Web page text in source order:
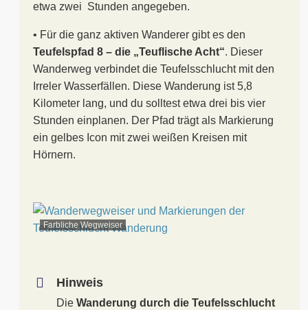
etwa zwei Stunden angegeben.
• Für die ganz aktiven Wanderer gibt es den
Teufelspfad 8 – die „Teuflische Acht“. Dieser
Wanderweg verbindet die Teufelsschlucht mit den
Irreler Wasserfällen. Diese Wanderung ist 5,8
Kilometer lang, und du solltest etwa drei bis vier
Stunden einplanen. Der Pfad trägt als Markierung
ein gelbes Icon mit zwei weißen Kreisen mit
Hörnern.
Farbliche Wegweiser
Hinweis
Die Wanderung durch die Teufelsschlucht